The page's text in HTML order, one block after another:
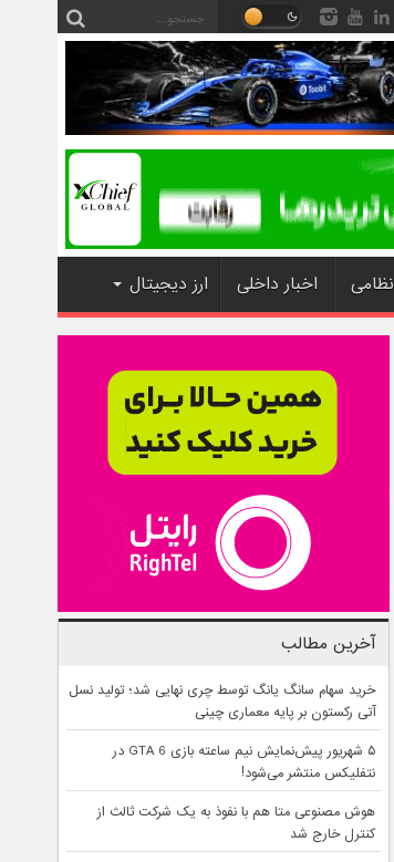
نظامی اخبار داخلی ارز دیجیتال
آخرین مطالب
خرید سهام سانگ‌ یانگ توسط چری نهایی شد؛ تولید نسل
آتی رکستون بر پایه معماری چینی
۵ شهریور پیش‌نمایش نیم ساعته بازی GTA 6 در
نتفلیکس منتشر می‌شود!
هوش مصنوعی متا هم با نفوذ به یک شرکت ثالث از
کنترل خارج شد